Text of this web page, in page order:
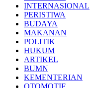
INTERNASIONAL
PERISTIWA
BUDAYA
MAKANAN
POLITIK
HUKUM
ARTIKEL
BUMN
KEMENTERIAN
OTOMOTIF